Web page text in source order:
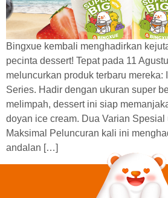
Bingxue kembali menghadirkan
pecinta dessert! Tepat pada 11
meluncurkan produk terbaru mereka:
Series. Hadir dengan ukuran super
melimpah, dessert ini siap
doyan ice cream. Dua Varian Spesial
Maksimal Peluncuran kali ini
andalan […]